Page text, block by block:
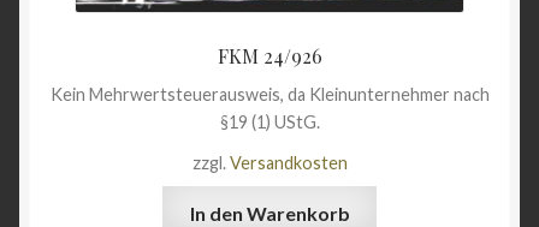
FKM 24/926
Kein Mehrwertsteuerausweis, da Kleinunternehmer nach
§19 (1) UStG.
zzgl.Versandkosten
In den Warenkorb